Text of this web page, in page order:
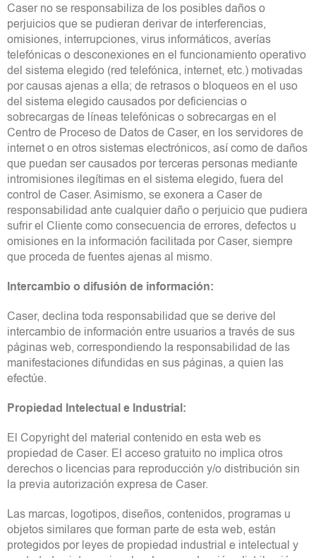
Caser no se responsabiliza de los posibles daños o
perjuicios que se pudieran derivar de interferencias,
omisiones, interrupciones, virus informáticos, averías
telefónicas o desconexiones en el funcionamiento operativo
del sistema elegido (red telefónica, internet, etc.) motivadas
por causas ajenas a ella; de retrasos o bloqueos en el uso
del sistema elegido causados por deficiencias o
sobrecargas de líneas telefónicas o sobrecargas en el
Centro de Proceso de Datos de Caser, en los servidores de
internet o en otros sistemas electrónicos, así como de daños
que puedan ser causados por terceras personas mediante
intromisiones ilegítimas en el sistema elegido, fuera del
control de Caser. Asimismo, se exonera a Caser de
responsabilidad ante cualquier daño o perjuicio que pudiera
sufrir el Cliente como consecuencia de errores, defectos u
omisiones en la información facilitada por Caser, siempre
que proceda de fuentes ajenas al mismo.
Intercambio o difusión de información:
Caser, declina toda responsabilidad que se derive del
intercambio de información entre usuarios a través de sus
páginas web, correspondiendo la responsabilidad de las
manifestaciones difundidas en sus páginas, a quien las
efectúe.
Propiedad Intelectual e Industrial:
El Copyright del material contenido en esta web es
propiedad de Caser. El acceso gratuito no implica otros
derechos o licencias para reproducción y/o distribución sin
la previa autorización expresa de Caser.
Las marcas, logotipos, diseños, contenidos, programas u
objetos similares que forman parte de esta web, están
protegidos por leyes de propiedad industrial e intelectual y